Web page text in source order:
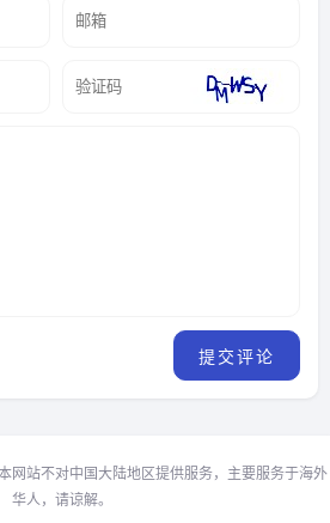
网站不对中国大陆地区提供服务，主要服务于海外
华人，请谅解。